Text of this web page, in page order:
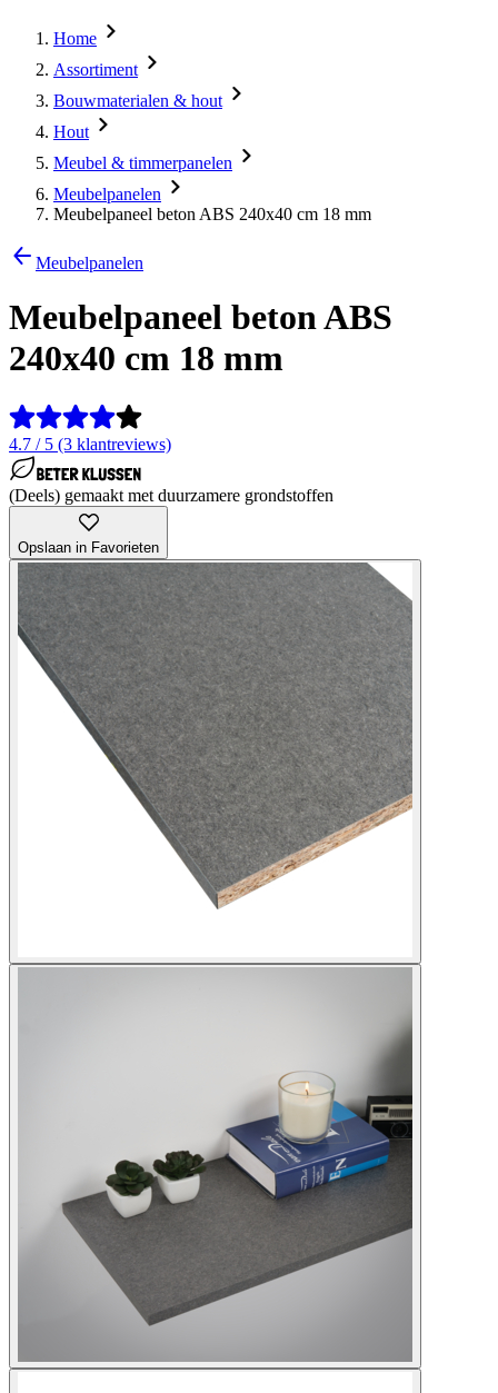
Home
Assortiment
Bouwmaterialen & hout
Hout
Meubel & timmerpanelen
Meubelpanelen
Meubelpaneel beton ABS 240x40 cm 18 mm
Meubelpanelen
Meubelpaneel beton ABS
240x40 cm 18 mm
4.7 / 5 (3 klantreviews)
(Deels) gemaakt met duurzamere grondstoffen
Opslaan in Favorieten